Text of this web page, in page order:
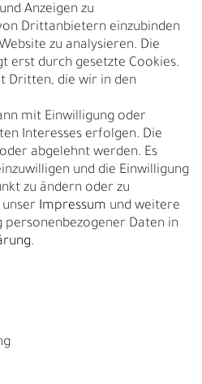
an unser Service-Team.
Regensburg, Nelkenweg 3b
Anzeigen zu
Drittanbietern einzubinden
zu analysieren. Die
erst durch gesetzte Cookies.
Dritten, die wir in den
mit Einwilligung oder
Interesses erfolgen. Die
abgelehnt werden. Es
und die Einwilligung
zu ändern oder zu
Impressum und weitere
personenbezogener Daten in
.